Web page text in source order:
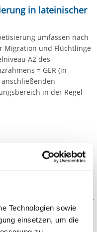
Technologien sowie
einsetzen, um die
in lateinischer
umfassen nach
Migration und Flüchtlinge
A2 des
= GER (in
in der Regel
umfassen 900
Grundförderung und
Orientierungskurs